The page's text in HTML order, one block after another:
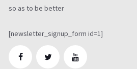
so as to be better
[newsletter_signup_form id=1]